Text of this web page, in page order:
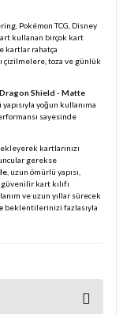
Pokémon TCG, Disney
kullanan birçok kart
kartlar rahatça
çizilmelere, toza ve günlük
Dragon Shield - Matte
yoğun kullanıma
sayesinde
ekleyerek kartlarınızı
gerekse
, uzun ömürlü yapısı,
kart kılıfı
ve uzun yıllar sürecek
beklentilerinizi fazlasıyla